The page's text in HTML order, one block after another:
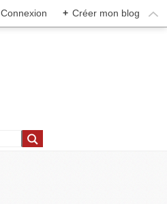
Connexion + Créer mon blog